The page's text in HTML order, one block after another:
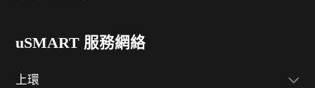
uSMART 服務網絡
上環